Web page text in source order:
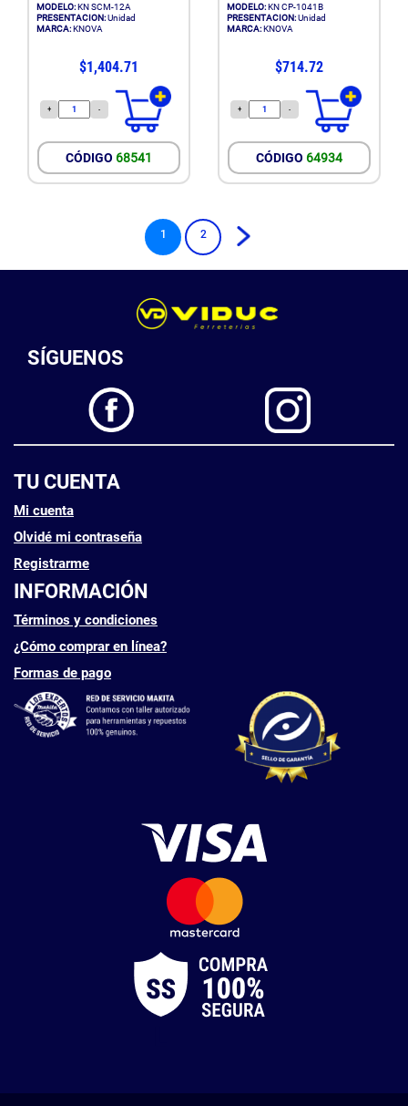
MODELO:KN SCM-12A
PRESENTACION:Unidad
MARCA:KNOVA
$1,404.71
+ -
CÓDIGO 68541
MODELO:KN CP-1041B
PRESENTACION:Unidad
MARCA:KNOVA
$714.72
+ -
CÓDIGO 64934
1 2
SÍGUENOS
TU CUENTA
Mi cuenta
Olvidé mi contraseña
Registrarme
INFORMACIÓN
Términos y condiciones
¿Cómo comprar en línea?
Formas de pago